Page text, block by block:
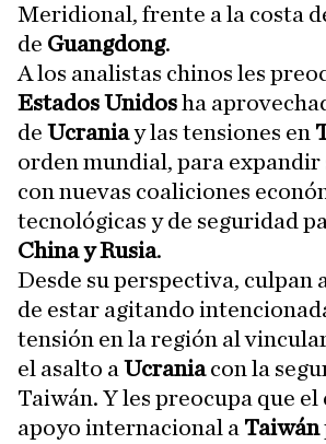
Meridional, frente a la costa
de Guangdong.
A los analistas chinos les
Estados Unidosha
de Ucraniay las tensiones en
orden mundial, para expandir
con nuevas coaliciones
tecnológicas y de seguridad
China y Rusia.
Desde su perspectiva, culpan a
de estar agitando
tensión en la región al
el asalto a Ucraniacon la
Taiwán. Y les preocupa que
apoyo internacional a Taiwán